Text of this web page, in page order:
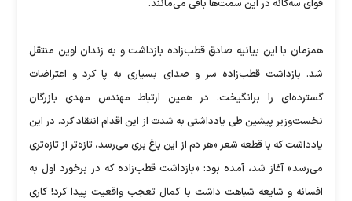
قوای سه‌گانه در این سمت‌ها باقی می‌مانند.
همزمان با این بیانیه صادق قطب‌زاده بازداشت و به زندان اوین منتقل
شد. بازداشت قطب‌زاده سر و صدای بسیاری به پا کرد و اعتراضات
گسترده‌ای را برانگیخت. در همین ارتباط مهندس مهدی بازرگان
نخست‌وزیر پیشین طی یادداشتی به شدت از این اقدام انتقاد کرد. در این
یادداشت که با قطعه شعر «هر دم از این باغ بری می‌رسد، تازه‌تر از تازه‌تری
می‌رسد» آغاز شد، آمده بود: «بازداشت قطب‌زاده که در برخورد اول به
افسانه و شایعه شباهت داشت با کمال تعجب واقعیت پیدا کرد! کاری